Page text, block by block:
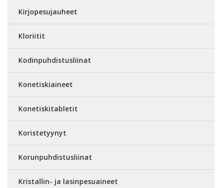
Kirjopesujauheet
Kloriitit
Kodinpuhdistusliinat
Konetiskiaineet
Konetiskitabletit
Koristetyynyt
Korunpuhdistusliinat
Kristallin- ja lasinpesuaineet